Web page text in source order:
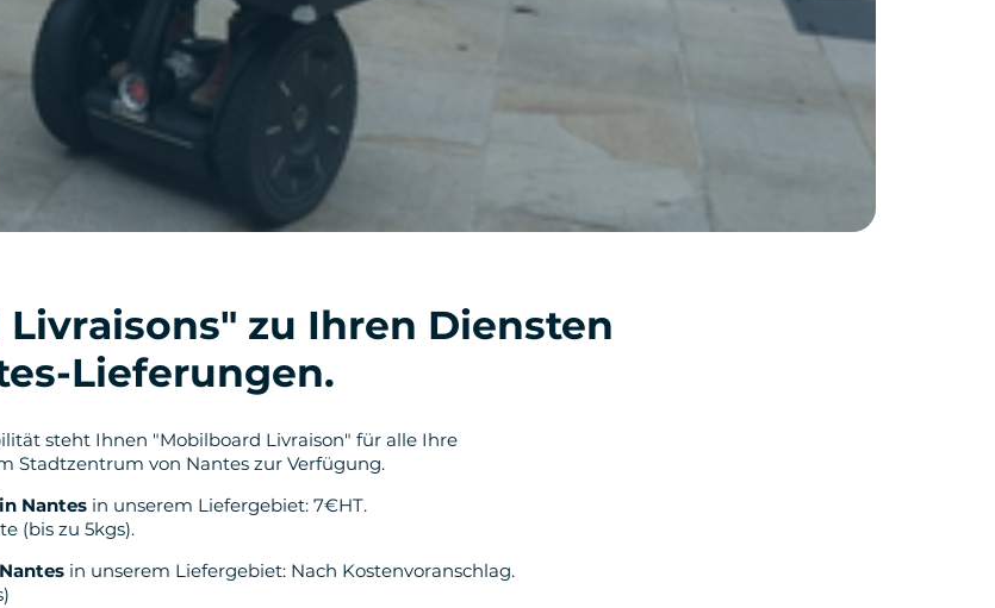
zu Ihren Diensten
Lieferungen.
steht Ihnen "Mobilboard Livraison" für alle Ihre
Stadtzentrum von Nantes zur Verfügung.
Nantes in unserem Liefergebiet: 7€HT.
(bis zu 5kgs).
in unserem Liefergebiet: Nach Kostenvoranschlag.